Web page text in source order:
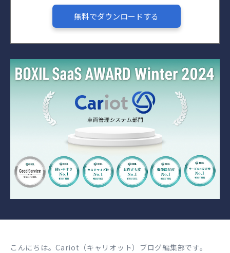
無料でダウンロードする
こんにちは。Cariot（キャリオット）ブログ編集部です。